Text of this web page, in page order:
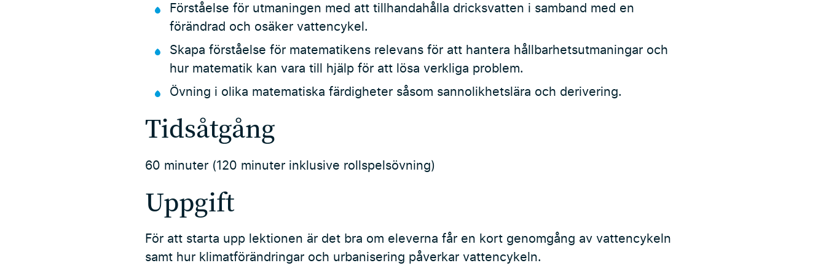
Förståelse för utmaningen med att tillhandahålla dricksvatten i samband med en
förändrad och osäker vattencykel.
Skapa förståelse för matematikens relevans för att hantera hållbarhetsutmaningar och
hur matematik kan vara till hjälp för att lösa verkliga problem.
Övning i olika matematiska färdigheter såsom sannolikhetslära och derivering.
Tidsåtgång
60 minuter (120 minuter inklusive rollspelsövning)
Uppgift
För att starta upp lektionen är det bra om eleverna får en kort genomgång av vattencykeln
samt hur klimatförändringar och urbanisering påverkar vattencykeln.